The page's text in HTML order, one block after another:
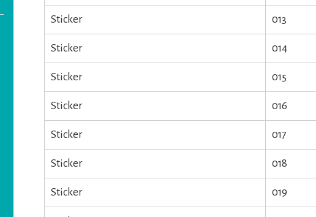
Sticker 013
Sticker 014
Sticker 015
Sticker 016
Sticker 017
Sticker 018
Sticker 019